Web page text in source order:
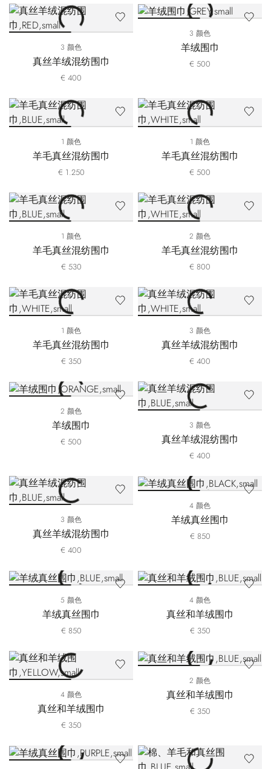
3 颜色
真丝羊绒混纺围巾
€ 400
3 颜色
羊绒围巾
€ 500
1 颜色
羊毛真丝混纺围巾
€ 1.250
1 颜色
羊毛真丝混纺围巾
€ 500
1 颜色
羊毛真丝混纺围巾
€ 530
2 颜色
羊毛真丝混纺围巾
€ 800
1 颜色
羊毛真丝混纺围巾
€ 350
3 颜色
真丝羊绒混纺围巾
€ 400
2 颜色
羊绒围巾
€ 500
3 颜色
真丝羊绒混纺围巾
€ 400
3 颜色
真丝羊绒混纺围巾
€ 400
4 颜色
羊绒真丝围巾
€ 850
5 颜色
羊绒真丝围巾
€ 850
4 颜色
真丝和羊绒围巾
€ 350
4 颜色
真丝和羊绒围巾
€ 350
2 颜色
真丝和羊绒围巾
€ 350